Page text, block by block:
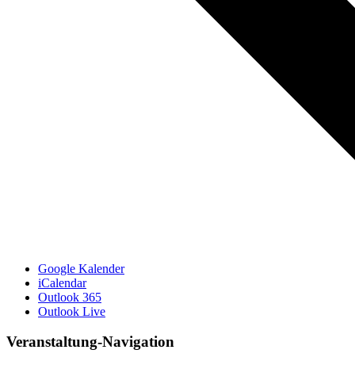
Google Kalender
iCalendar
Outlook 365
Outlook Live
Veranstaltung-Navigation